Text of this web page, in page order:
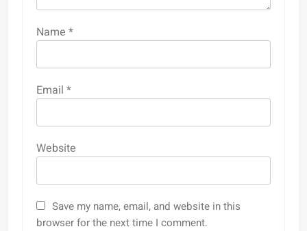
Name *
Email *
Website
Save my name, email, and website in this
browser for the next time I comment.